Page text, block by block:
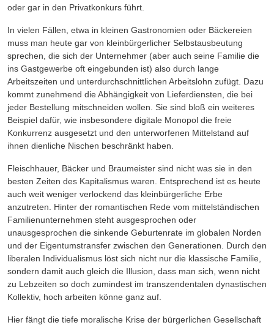
oder gar in den Privatkonkurs führt.
In vielen Fällen, etwa in kleinen Gastronomien oder Bäckereien
muss man heute gar von kleinbürgerlicher Selbstausbeutung
sprechen, die sich der Unternehmer (aber auch seine Familie die
ins Gastgewerbe oft eingebunden ist) also durch lange
Arbeitszeiten und unterdurchschnittlichen Arbeitslohn zufügt. Dazu
kommt zunehmend die Abhängigkeit von Lieferdiensten, die bei
jeder Bestellung mitschneiden wollen. Sie sind bloß ein weiteres
Beispiel dafür, wie insbesondere digitale Monopol die freie
Konkurrenz ausgesetzt und den unterworfenen Mittelstand auf
ihnen dienliche Nischen beschränkt haben.
Fleischhauer, Bäcker und Braumeister sind nicht was sie in den
besten Zeiten des Kapitalismus waren. Entsprechend ist es heute
auch weit weniger verlockend das kleinbürgerliche Erbe
anzutreten. Hinter der romantischen Rede vom mittelständischen
Familienunternehmen steht ausgesprochen oder
unausgesprochen die sinkende Geburtenrate im globalen Norden
und der Eigentumstransfer zwischen den Generationen. Durch den
liberalen Individualismus löst sich nicht nur die klassische Familie,
sondern damit auch gleich die Illusion, dass man sich, wenn nicht
zu Lebzeiten so doch zumindest im transzendentalen dynastischen
Kollektiv, hoch arbeiten könne ganz auf.
Hier fängt die tiefe moralische Krise der bürgerlichen Gesellschaft